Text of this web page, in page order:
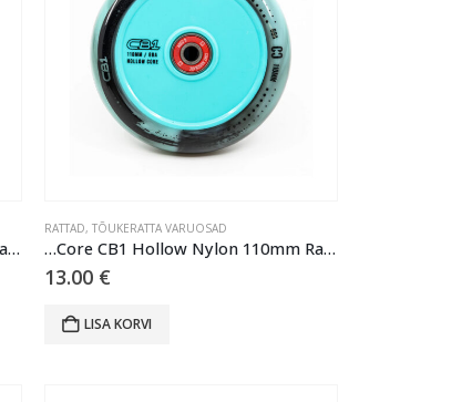
…Core CB1 Hollow Nylon 110mm Ratas – Black/Purple
RATTAD, TÕUKERATTA VARUOSAD
…Core CB1 Hollow Nylon 110mm Ratas – Black/Teal
13.00 €
LISA KORVI